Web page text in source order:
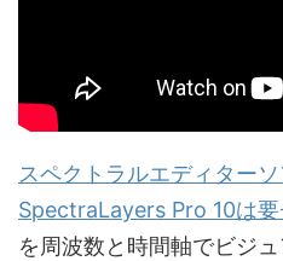
スペクトラルエディター
SpectraLayers Pro 10は要
を周波数と時間軸でビジ